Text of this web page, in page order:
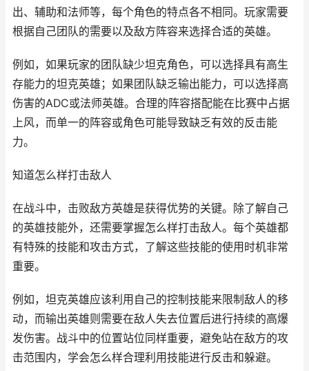
出、辅助和法师等，每个角色的特点各不相同。玩家需要
根据自己团队的需要以及敌方阵容来选择合适的英雄。
例如，如果玩家的团队缺少坦克角色，可以选择具有高生
存能力的坦克英雄；如果团队缺乏输出能力，可以选择高
伤害的ADC或法师英雄。合理的阵容搭配能在比赛中占据
上风，而单一的阵容或角色可能导致缺乏有效的反击能
力。
知道怎么样打击敌人
在战斗中，击败敌方英雄是获得优势的关键。除了解自己
的英雄技能外，还需要掌握怎么样打击敌人。每个英雄都
有特殊的技能和攻击方式，了解这些技能的使用时机非常
重要。
例如，坦克英雄应该利用自己的控制技能来限制敌人的移
动，而输出英雄则需要在敌人失去位置后进行持续的高爆
发伤害。战斗中的位置站位同样重要，避免站在敌方的攻
击范围内，学会怎么样合理利用技能进行反击和躲避。